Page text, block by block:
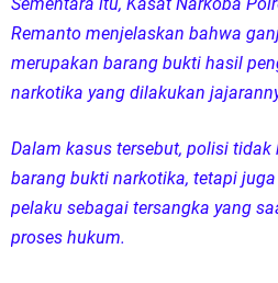
Remanto menjelaskan bahwa
merupakan barang bukti hasil
narkotika yang dilakukan
Dalam kasus tersebut, polisi
barang bukti narkotika, tetapi
pelaku sebagai tersangka yang
proses hukum.